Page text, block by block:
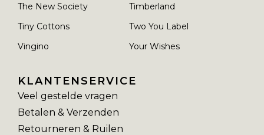
The New Society
Timberland
Tiny Cottons
Two You Label
Vingino
Your Wishes
KLANTENSERVICE
Veel gestelde vragen
Betalen & Verzenden
Retourneren & Ruilen